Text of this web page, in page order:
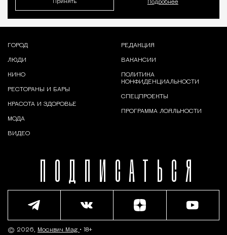
Принять Подробнее
ПОДПИСАТЬСЯ
ГОРОД
ЛЮДИ
КИНО
РЕСТОРАНЫ И БАРЫ
КРАСОТА И ЗДОРОВЬЕ
МОДА
ВИДЕО
РЕДАКЦИЯ
ВАКАНСИИ
ПОЛИТИКА
КОНФИДЕНЦИАЛЬНОСТИ
СПЕЦПРОЕКТЫ
ПРОГРАММА ЛОЯЛЬНОСТИ
© 2026, Москвич Mag • 18+